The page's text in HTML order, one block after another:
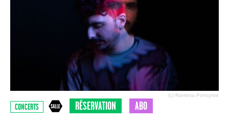
(c) Raminta Poncynte
CONCERTS RÉSERVATION ABO